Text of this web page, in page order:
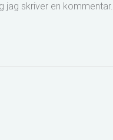
jag skriver en kommentar.